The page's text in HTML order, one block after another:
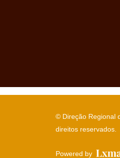
© Direção Regional
direitos reservados.
Powered by